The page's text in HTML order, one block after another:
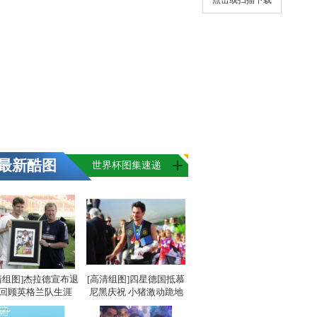
新酷图 世界杯图集速递
图]杰拉德宣布退
顾英格兰队生涯
[高清组图]四星德国抵慕
尼黑庆祝 小猪激动跪地